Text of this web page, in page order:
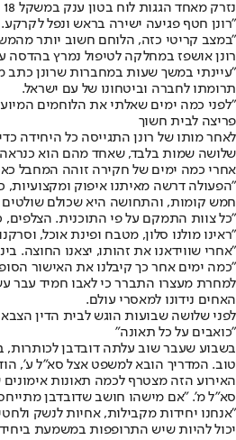
נזרק מאחד הגגות לוח בטון ענק במשקל 18 ק"ג.
"רונן חטף פגיעה ישירה בראש ונפל לקרקע.
"במצב קריטי כזה, הלוחם חשוב יותר
רונן אושפז במחלקה לטיפול נמרץ בהדסה
"עיינתי במשך שעות במחברות שרונן כתב
תרומתו לחברה וביטחונו של עם ישראל.
"לפני כמה ימים שאלתי את הלוחמים
פריצה לבית חשוך
לאחר מותו של רונן התגייסה כל היחידה
שלושה שמות בלבד, שאחד מהם הוא
אחרי כמה ימים של חקירה זוהה המחבל
"הפעולה דרשה מאיתנו איפוק
חמש קומות, והתחושה היא שכולם שולטים
"כל צוות התמקם על פי התוכנית.
"ראינו מולנו סלון, מטבח ופינת אוכל,
"אחרי שווידאנו את זהותו, יצאנו החוצה. בינתיים עלה הבוקר, וכוח המעטפת נתקל
"כמה ימים אחר כך קיבלנו את האישור
האחים נידונו למאסרי עולם.
לפני שלושה שבועות הוגש לבית הדין
"כואבים על כל תאונה"
בשבוע שעבר שוב עלתה דובדבן
טוב. המדריך הובא למשפט אצל סא"ל ע', הודח
האירוע הזה מצטרף לכמה תאונות אימונים
סא"ל מ'. "אם מישהו חושב שדובדבן
"אנחנו יחידות מקבילות, אחיות לנשק
יכול להיות שיש התרופפות במשמעת